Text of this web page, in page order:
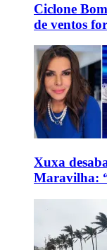
Ciclone
de ventos
Xuxa
Maravilha: